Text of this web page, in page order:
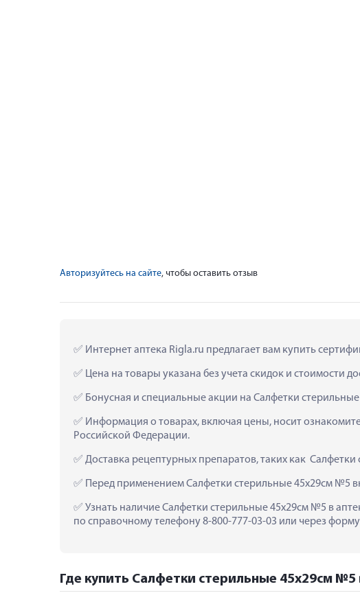
Авторизуйтесь на сайте, чтобы оставить отзыв
Интернет аптека Rigla.ru предлагает вам купить
Цена на товары указана без учета скидок и стоимости
Бонусная и специальные акции на Салфетки
Информация о товарах, включая цены, носит
Российской Федерации.
Доставка рецептурных препаратов, таких как
Перед применением Салфетки стерильные 45х29см №5
Узнать наличие Салфетки стерильные 45х29см №5 в
по справочному телефону 8-800-777-03-03 или через
Где купить Салфетки стерильные 45х29см №5